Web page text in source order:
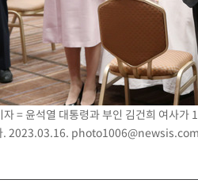
= 윤석열 대통령과 부인 김건희 여사
. 2023.03.16. photo1006@newsis.com